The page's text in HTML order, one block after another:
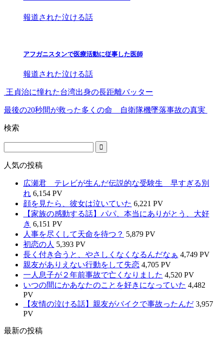
報道された泣ける話
アフガニスタンで医療活動に従事した医師
報道された泣ける話
王貞治に憧れた台湾出身の長距離バッター
最後の20秒間が救った多くの命 自衛隊機墜落事故の真実
検索
人気の投稿
広瀬君 テレビが生んだ伝説的な受験生 早すぎる別
れ 6,154 PV
顔を見たら、彼女は泣いていた 6,221 PV
【家族の感動する話】パパ、本当にありがとう、大好
き 6,151 PV
人事を尽くして天命を待つ？ 5,879 PV
初恋の人 5,393 PV
長く付き合うと、やさしくなくなるんだなぁ 4,749 PV
親友がありえない行動をして失恋 4,705 PV
一人息子が２年前事故で亡くなりました 4,520 PV
いつの間にかあなたのことを好きになっていた 4,482
PV
【友情の泣ける話】親友がバイクで事故ったんだ 3,957
PV
最新の投稿